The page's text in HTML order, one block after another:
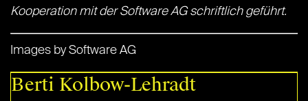
Kooperation mit der Software AG schriftlich geführt.
Images by Software AG
Berti Kolbow-Lehradt